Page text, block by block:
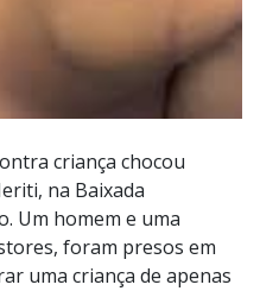
criança chocou
na Baixada
Um homem e uma
foram presos em
uma criança de apenas